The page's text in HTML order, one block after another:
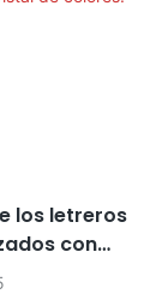
los letreros
con
de